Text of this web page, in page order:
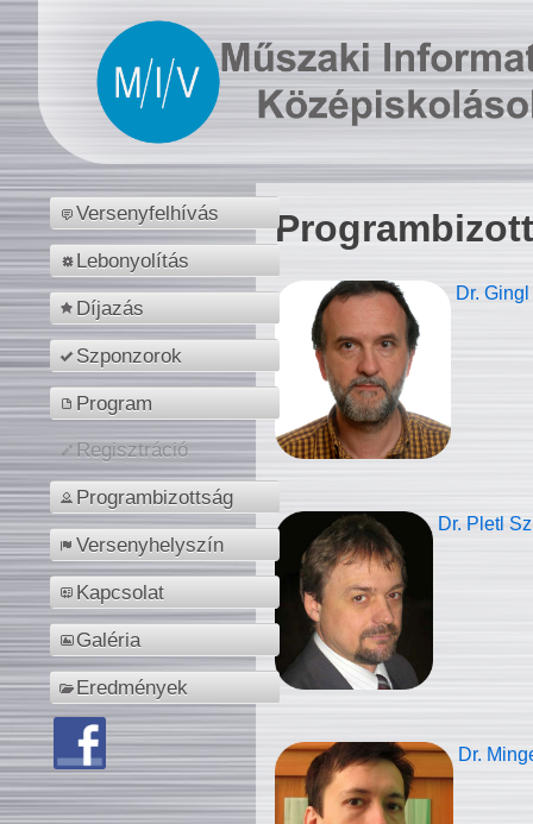
Versenyfelhívás
Lebonyolítás
Díjazás
Szponzorok
Program
Regisztráció
Programbizottság
Versenyhelyszín
Kapcsolat
Galéria
Eredmények
Dr.
Dr. Pletl
Dr.